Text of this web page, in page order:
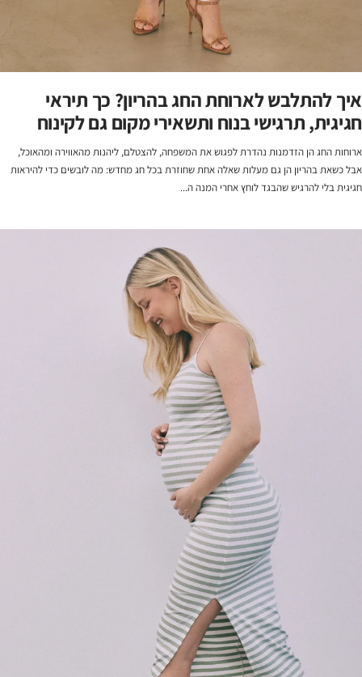
איך להתלבש לארוחת החג בהריון? כך תיראי
חגיגית, תרגישי בנוח ותשאירי מקום גם לקינוח
ארוחות החג הן הזדמנות נהדרת לפגוש את המשפחה, להצטלם, ליהנות מהאווירה ומהאוכל,
אבל כשאת בהריון הן גם מעלות שאלה אחת שחוזרת בכל חג מחדש: מה לובשים כדי להיראות
חגיגית בלי להרגיש שהבגד לוחץ אחרי המנה ה...